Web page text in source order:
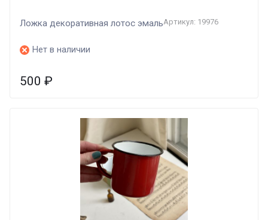
Ложка декоративная лотос эмальАртикул: 19976
Нет в наличии
500 ₽